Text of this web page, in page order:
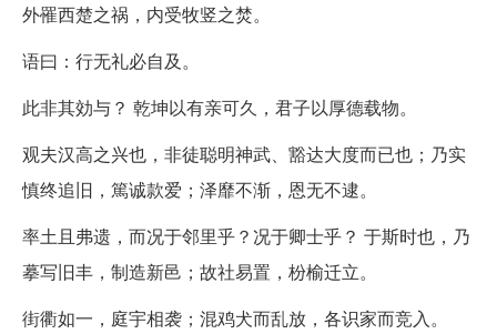
外罹西楚之祸，内受牧竖之焚。
语曰：行无礼必自及。
此非其効与？ 乾坤以有亲可久，君子以厚德载物。
观夫汉高之兴也，非徒聪明神武、豁达大度而已也；乃实
慎终追旧，篤诚款爱；泽靡不渐，恩无不逮。
率土且弗遗，而况于邻里乎？况于卿士乎？ 于斯时也，乃
摹写旧丰，制造新邑；故社易置，枌榆迁立。
街衢如一，庭宇相袭；混鸡犬而乱放，各识家而竞入。